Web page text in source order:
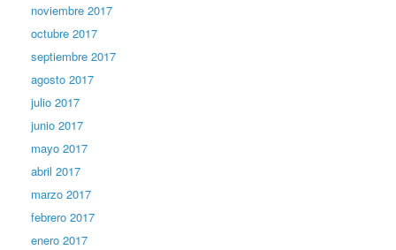
noviembre 2017
octubre 2017
septiembre 2017
agosto 2017
julio 2017
junio 2017
mayo 2017
abril 2017
marzo 2017
febrero 2017
enero 2017